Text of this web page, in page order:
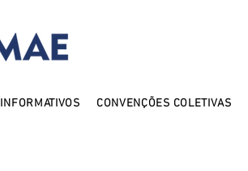
INFORMATIVOS CONVENÇÕES COLETIVAS